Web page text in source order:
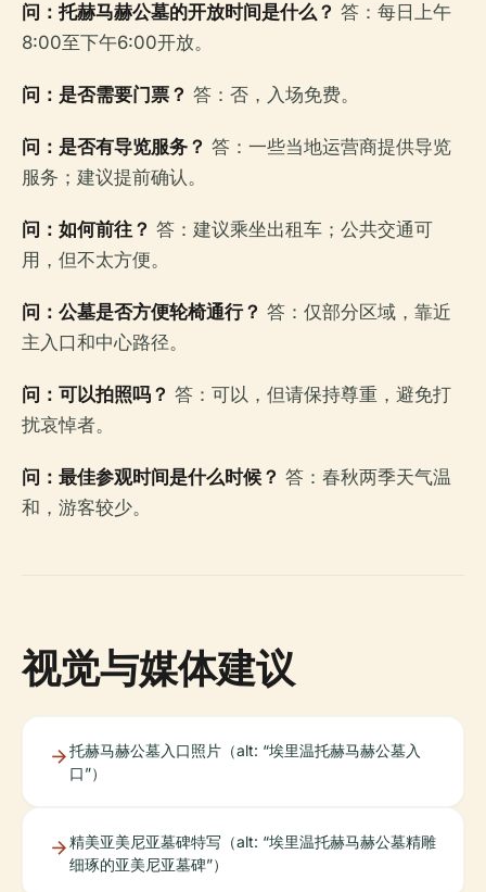
问：托赫马赫公墓的开放时间是什么？ 答：每日上午
8:00至下午6:00开放。
问：是否需要门票？ 答：否，入场免费。
问：是否有导览服务？ 答：一些当地运营商提供导览
服务；建议提前确认。
问：如何前往？ 答：建议乘坐出租车；公共交通可
用，但不太方便。
问：公墓是否方便轮椅通行？ 答：仅部分区域，靠近
主入口和中心路径。
问：可以拍照吗？ 答：可以，但请保持尊重，避免打
扰哀悼者。
问：最佳参观时间是什么时候？ 答：春秋两季天气温
和，游客较少。
视觉与媒体建议
托赫马赫公墓入口照片（alt: “埃里温托赫马赫公墓入
口”）
精美亚美尼亚墓碑特写（alt: “埃里温托赫马赫公墓精雕
细琢的亚美尼亚墓碑”）